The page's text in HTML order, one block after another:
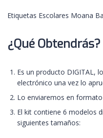
Etiquetas Escolares Moana
¿Qué Obtendrás?
Es un producto DIGITAL,
electrónico una vez lo
Lo enviaremos en formato
El kit contiene 6 modelos
siguientes tamaños: